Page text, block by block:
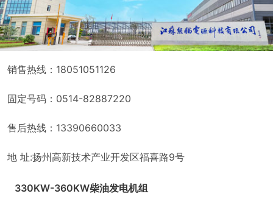
销售热线：18051051126
固定号码：0514-82887220
售后热线：13390660033
地 址:扬州高新技术产业开发区福喜路9号
330KW-360KW柴油发电机组